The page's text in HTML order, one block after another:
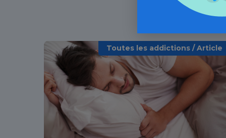
Toutes les addictions / Article